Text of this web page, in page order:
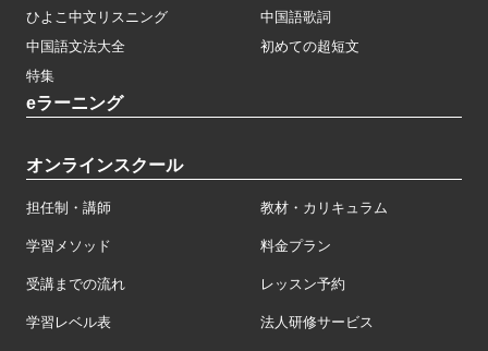
ひよこ中文リスニング
中国語歌詞
中国語文法大全
初めての超短文
特集
eラーニング
オンラインスクール
担任制・講師 教材・カリキュラム
学習メソッド 料金プラン
受講までの流れ レッスン予約
学習レベル表 法人研修サービス